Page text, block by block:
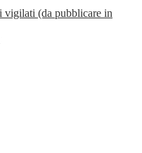
vigilati (da pubblicare in